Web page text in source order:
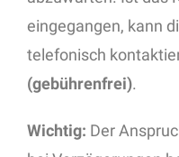
eingegangen, kann
telefonisch
(gebührenfrei).
Wichtig: Der